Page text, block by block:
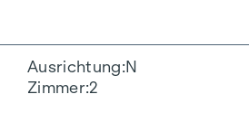
Ausrichtung N
Zimmer 2